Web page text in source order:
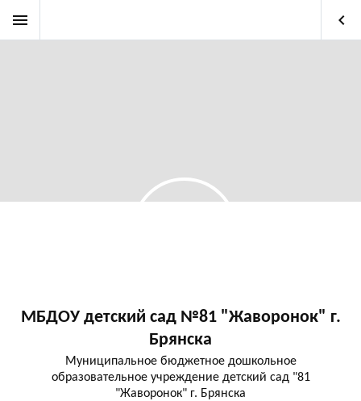
menu keyboard_arrow_left
МБДОУ детский сад №81 "Жаворонок" г.
Брянска
Муниципальное бюджетное дошкольное
образовательное учреждение детский сад "81
"Жаворонок" г. Брянска